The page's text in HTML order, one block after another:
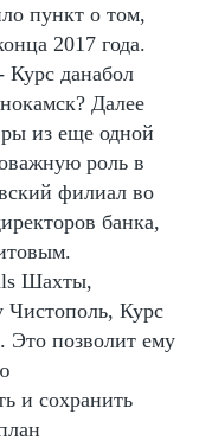
пункт о том,
2017 года.
Курс данабол
Далее
из еще одной
роль в
филиал во
банка,
Шахты,
Чистополь, Курс
Это позволит ему
и сохранить